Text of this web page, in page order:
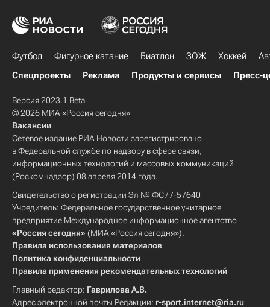
Футбол Фигурное катание Биатлон ЗОЖ Хоккей
Спецпроекты
Реклама Продукты и сервисы Пресс-
Версия 2023.1 Beta
© 2026 МИА «Россия сегодня»
Вакансии
Сетевое издание РИА Новости зарегистрировано
в Федеральной службе по надзору в сфере связи,
информационных технологий и массовых коммуникаций
(Роскомнадзор) 08 апреля 2014 года.
Свидетельство о регистрации Эл № ФС77-57640
Учредитель: Федеральное государственное унитарное
предприятие Международное информационное агентство
«Россия сегодня» (МИА «Россия сегодня»).
Правила использования материалов
Политика конфиденциальности
Правила применения рекомендательных технологий
Главный редактор: Гаврилова А.В.
Адрес электронной почты Редакции: r-sport.internet@ria.ru